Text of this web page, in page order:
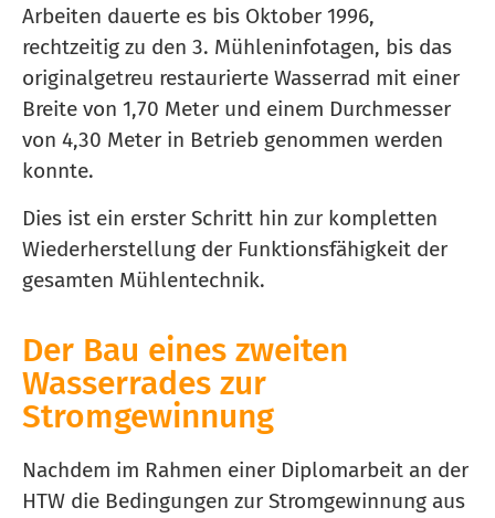
Arbeiten dauerte es bis Oktober 1996,
rechtzeitig zu den 3. Mühleninfotagen, bis das
originalgetreu restaurierte Wasserrad mit einer
Breite von 1,70 Meter und einem Durchmesser
von 4,30 Meter in Betrieb genommen werden
konnte.
Dies ist ein erster Schritt hin zur kompletten
Wiederherstellung der Funktionsfähigkeit der
gesamten Mühlentechnik.
Der Bau eines zweiten
Wasserrades zur
Stromgewinnung
Nachdem im Rahmen einer Diplomarbeit an der
HTW die Bedingungen zur Stromgewinnung aus